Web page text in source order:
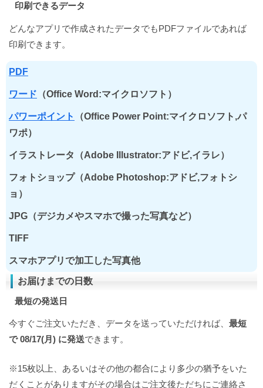
印刷できるデータ
どんなアプリで作成されたデータでもPDFファイルであれば
印刷できます。
PDF
ワード （Office Word:マイクロソフト）
パワーポイント
（Office Power Point:マイクロソフト,パ
ワポ）
イラストレータ（Adobe Illustrator:アドビ,イラレ）
フォトショップ（Adobe Photoshop:アドビ,フォトシ
ョ）
JPG（デジカメやスマホで撮った写真など）
TIFF
スマホアプリで加工した写真他
お届けまでの日数
最短の発送日
今すぐご注文いただき、データを送っていただければ、 最短
で 08/17(月) に発送できます。
※15枚以上、あるいはその他の都合により多少の猶予をいた
だくことがありますがその場合はご注文後ただちにご連絡さ